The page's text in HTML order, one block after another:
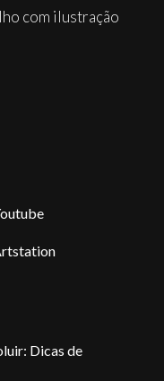
com ilustração
Dicas de